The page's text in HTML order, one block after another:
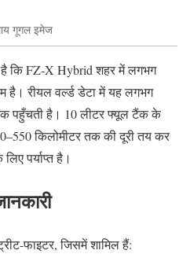
गूगल इमेज
है कि FZ‑X Hybrid शहर में लगभग
है। रीयल वर्ल्ड डेटा में यह लगभग
पहुँचती है। 10 लीटर फ्यूल टैंक के
किलोमीटर तक की दूरी तय कर
पर्याप्त है।
फाइटर, जिसमें शामिल हैं: